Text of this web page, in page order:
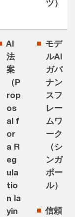
ツ）
AI
法
案
（P
rop
os
al f
or
a R
eg
ula
tio
n la
yin
モデ
ルAI
ガバ
ナン
スフ
レー
ムワ
ーク
（シ
ンガ
ポー
ル）
信頼